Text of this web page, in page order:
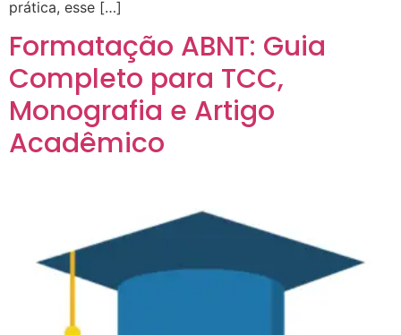
prática, esse […]
Formatação ABNT: Guia
Completo para TCC,
Monografia e Artigo
Acadêmico